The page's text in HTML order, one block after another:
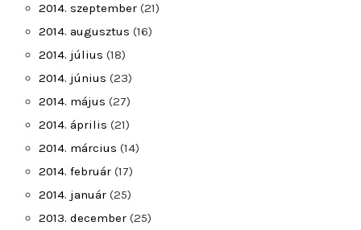
2014. szeptember (21)
2014. augusztus (16)
2014. július (18)
2014. június (23)
2014. május (27)
2014. április (21)
2014. március (14)
2014. február (17)
2014. január (25)
2013. december (25)